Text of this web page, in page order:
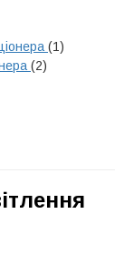
(1)
(2)